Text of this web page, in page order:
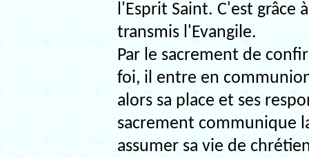
l'Esprit Saint. C'est grâce
transmis l'Evangile.
Par le sacrement de
foi, il entre en
alors sa place et ses
sacrement communique
assumer sa vie de